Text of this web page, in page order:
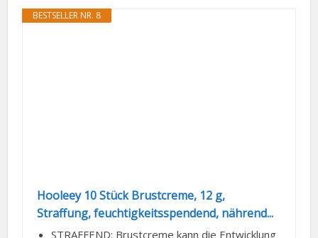
BESTSELLER NR. 8
Hooleey 10 Stück Brustcreme, 12 g,
Straffung, feuchtigkeitsspendend, nährend...
STRAFFEND: Brustcreme kann die Entwicklung